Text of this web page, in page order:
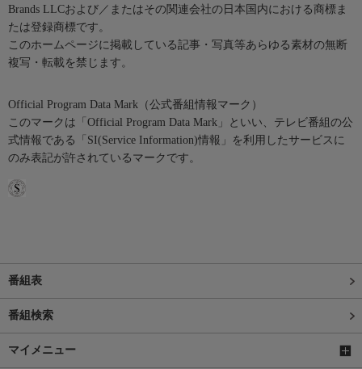
Brands LLCおよび／またはその関連会社の日本国内における商標ま
たは登録商標です。
このホームページに掲載している記事・写真等あらゆる素材の無断
複写・転載を禁じます。
Official Program Data Mark（公式番組情報マーク）
このマークは「Official Program Data Mark」といい、テレビ番組の公
式情報である「SI(Service Information)情報」を利用したサービスに
のみ表記が許されているマークです。
番組表
番組検索
マイメニュー